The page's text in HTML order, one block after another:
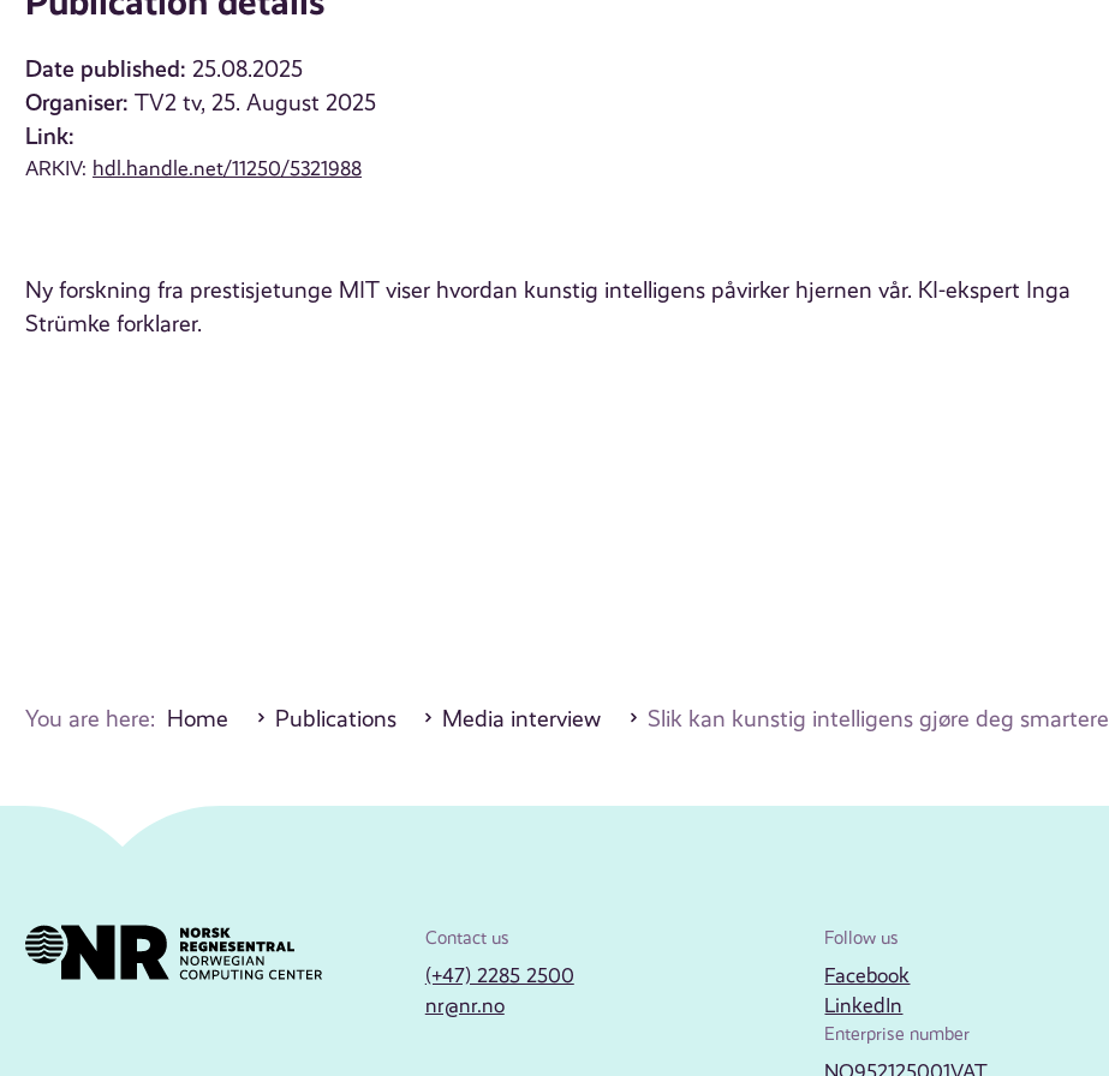
Date published: 25.08.2025
Organiser: TV2 tv, 25. August 2025
Link:
ARKIV: hdl.handle.net/11250/5321988
Ny forskning fra prestisjetunge MIT viser hvordan kunstig intelligens påvirker hjernen vår. KI-ekspert Inga
Strümke forklarer.
You are here: Home Publications Media interview Slik kan kunstig intelligens gjøre deg smartere
Contact us
(+47) 2285 2500
nr@nr.no
Follow us
Facebook
LinkedIn
Enterprise number